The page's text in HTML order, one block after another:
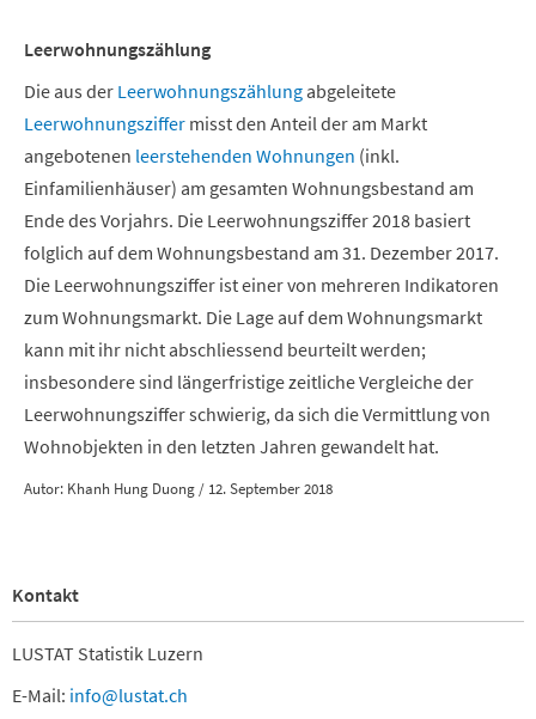
Leerwohnungszählung
Die aus der Leerwohnungszählung abgeleitete
Leerwohnungsziffer misst den Anteil der am Markt
angebotenen leerstehenden Wohnungen (inkl.
Einfamilienhäuser) am gesamten Wohnungsbestand am
Ende des Vorjahrs. Die Leerwohnungsziffer 2018 basiert
folglich auf dem Wohnungsbestand am 31. Dezember 2017.
Die Leerwohnungsziffer ist einer von mehreren Indikatoren
zum Wohnungsmarkt. Die Lage auf dem Wohnungsmarkt
kann mit ihr nicht abschliessend beurteilt werden;
insbesondere sind längerfristige zeitliche Vergleiche der
Leerwohnungsziffer schwierig, da sich die Vermittlung von
Wohnobjekten in den letzten Jahren gewandelt hat.
Autor: Khanh Hung Duong / 12. September 2018
Kontakt
LUSTAT Statistik Luzern
E-Mail: info@lustat.ch